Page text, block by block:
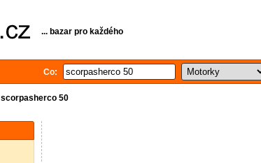
... bazar pro každého
Co:
scorpasherco 50